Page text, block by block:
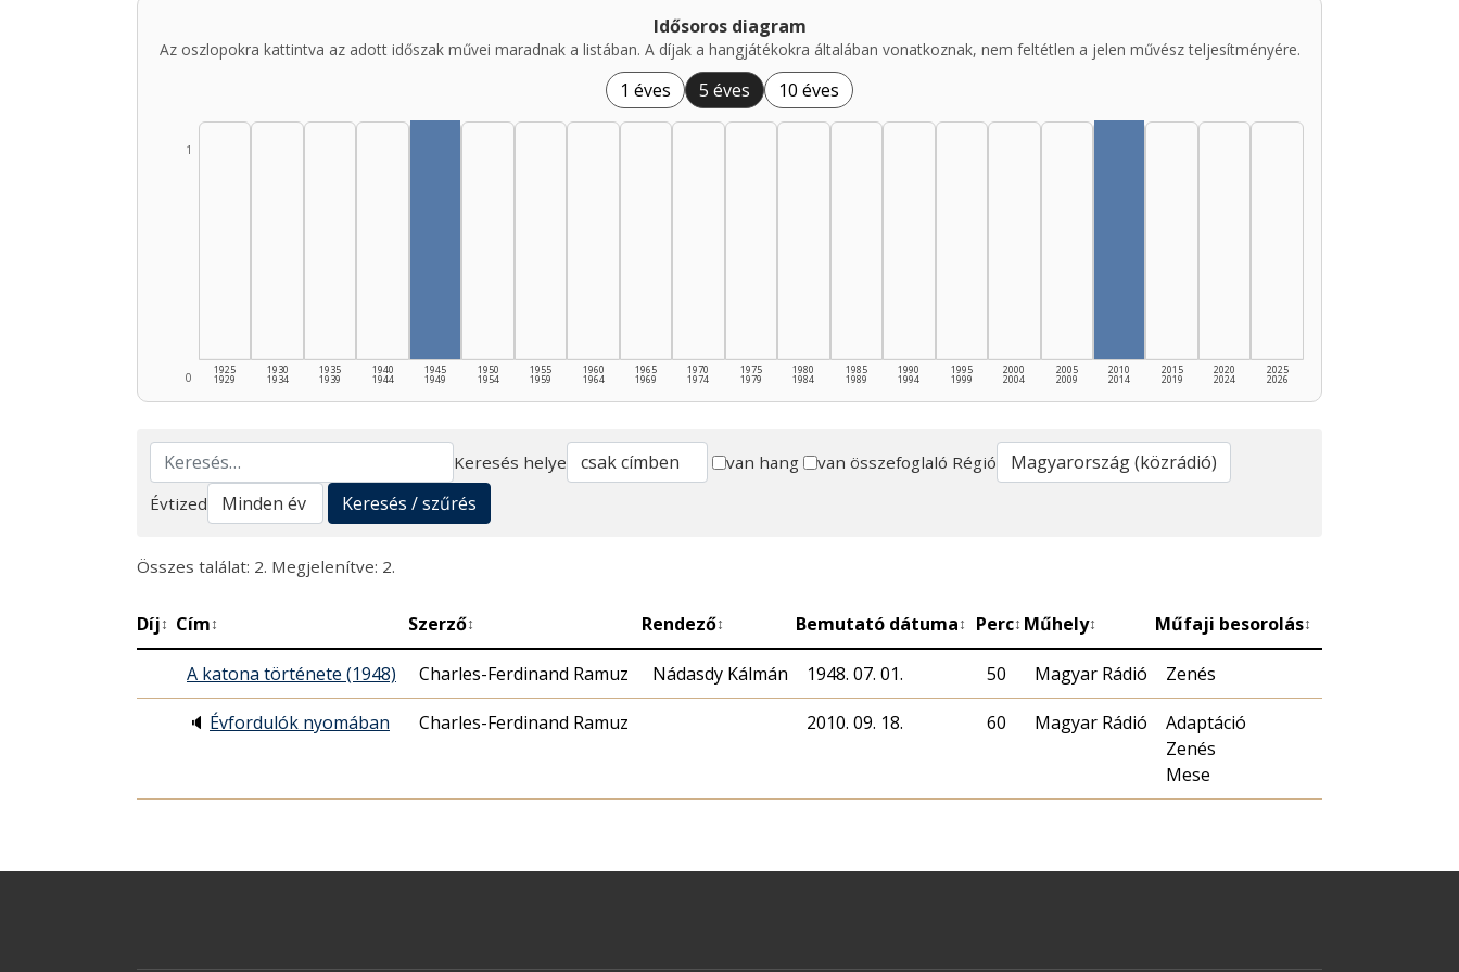
Idősoros diagram
Az oszlopokra kattintva az adott időszak művei maradnak a listában. A díjak a hangjátékokra általában vonatkoznak, nem feltétlen a jelen művész teljesítményére.
1 éves 5 éves 10 éves
0
1
1925
1929
1930
1934
1935
1939
1940
1944
1945
1949
1950
1954
1955
1959
1960
1964
1965
1969
1970
1974
1975
1979
1980
1984
1985
1989
1990
1994
1995
1999
2000
2004
2005
2009
2010
2014
2015
2019
2020
2024
2025
2026
Keresés
Keresés helye van hang van összefoglaló Régió
Évtized
Keresés / szűrés
Összes találat: 2. Megjelenítve: 2.
Díj↕ Cím↕ Szerző↕ Rendező↕ Bemutató dátuma↕ Perc↕ Műhely↕ Műfaji besorolás↕
A katona története (1948) Charles-Ferdinand Ramuz Nádasdy Kálmán 1948. 07. 01. 50 Magyar Rádió Zenés
🔈 Évfordulók nyomában Charles-Ferdinand Ramuz 2010. 09. 18. 60 Magyar Rádió
Adaptáció
Zenés
Mese